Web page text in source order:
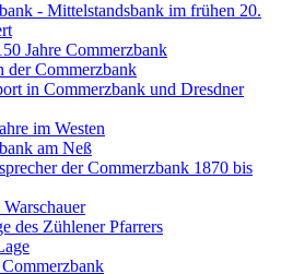
- Mittelstandsbank im frühen 20.
Jahre Commerzbank
der Commerzbank
in Commerzbank und Dresdner
im Westen
am Neß
der Commerzbank 1870 bis
des Zühlener Pfarrers
Commerzbank